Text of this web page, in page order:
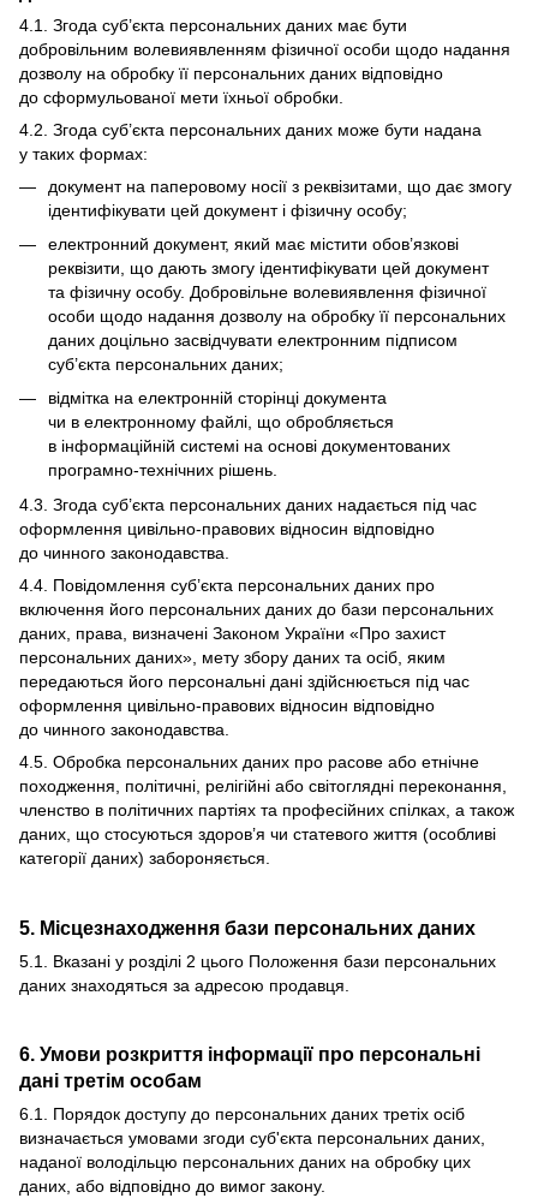
4.1. Згода суб’єкта персональних даних має бути
добровільним волевиявленням фізичної особи щодо надання
дозволу на обробку її персональних даних відповідно
до сформульованої мети їхньої обробки.
4.2. Згода суб’єкта персональних даних може бути надана
у таких формах:
документ на паперовому носії з реквізитами, що дає змогу
ідентифікувати цей документ і фізичну особу;
електронний документ, який має містити обов’язкові
реквізити, що дають змогу ідентифікувати цей документ
та фізичну особу. Добровільне волевиявлення фізичної
особи щодо надання дозволу на обробку її персональних
даних доцільно засвідчувати електронним підписом
суб’єкта персональних даних;
відмітка на електронній сторінці документа
чи в електронному файлі, що обробляється
в інформаційній системі на основі документованих
програмно-технічних рішень.
4.3. Згода суб’єкта персональних даних надається під час
оформлення цивільно-правових відносин відповідно
до чинного законодавства.
4.4. Повідомлення суб’єкта персональних даних про
включення його персональних даних до бази персональних
даних, права, визначені Законом України «Про захист
персональних даних», мету збору даних та осіб, яким
передаються його персональні дані здійснюється під час
оформлення цивільно-правових відносин відповідно
до чинного законодавства.
4.5. Обробка персональних даних про расове або етнічне
походження, політичні, релігійні або світоглядні переконання,
членство в політичних партіях та професійних спілках, а також
даних, що стосуються здоров’я чи статевого життя (особливі
категорії даних) забороняється.
5. Місцезнаходження бази персональних даних
5.1. Вказані у розділі 2 цього Положення бази персональних
даних знаходяться за адресою продавця.
6. Умови розкриття інформації про персональні
дані третім особам
6.1. Порядок доступу до персональних даних третіх осіб
визначається умовами згоди суб'єкта персональних даних,
наданої володільцю персональних даних на обробку цих
даних, або відповідно до вимог закону.